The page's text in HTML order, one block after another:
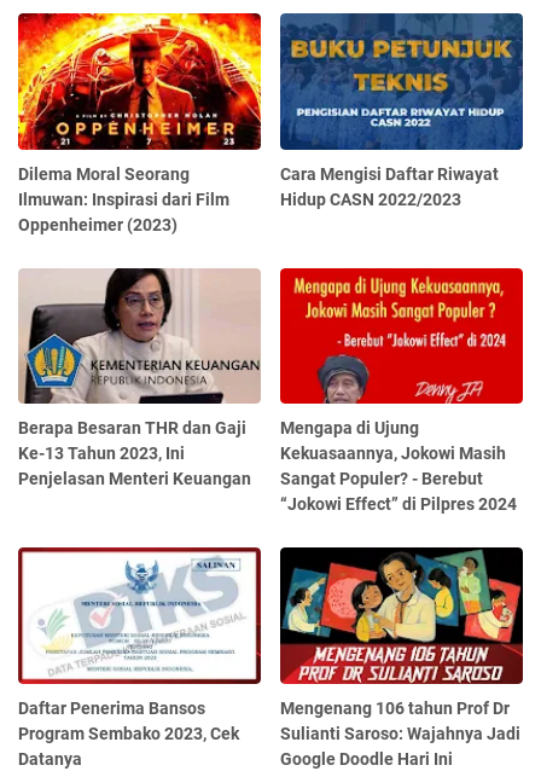
Dilema Moral Seorang
Ilmuwan: Inspirasi dari Film
Oppenheimer (2023)
Cara Mengisi Daftar Riwayat
Hidup CASN 2022/2023
Berapa Besaran THR dan Gaji
Ke-13 Tahun 2023, Ini
Penjelasan Menteri Keuangan
Mengapa di Ujung
Kekuasaannya, Jokowi Masih
Sangat Populer? - Berebut
“Jokowi Effect” di Pilpres 2024
Daftar Penerima Bansos
Program Sembako 2023, Cek
Datanya
Mengenang 106 tahun Prof Dr
Sulianti Saroso: Wajahnya Jadi
Google Doodle Hari Ini